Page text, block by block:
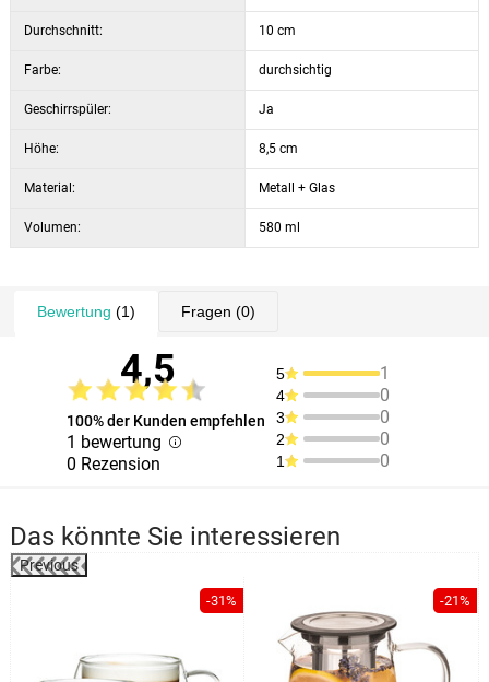
Durchschnitt: 10 cm
Farbe: durchsichtig
Geschirrspüler: Ja
Höhe: 8,5 cm
Material: Metall + Glas
Volumen: 580 ml
Bewertung (1) Fragen (0)
4,5
100% der Kunden empfehlen
1 bewertung
0 Rezension
5 1
4 0
3 0
2 0
1 0
Das könnte Sie interessieren
Previous
-31% -21%